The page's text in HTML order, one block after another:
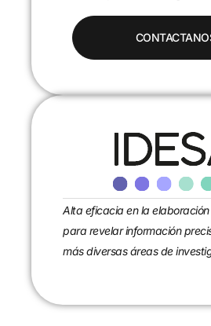
Alta eficacia en la
para revelar información
más diversas áreas de